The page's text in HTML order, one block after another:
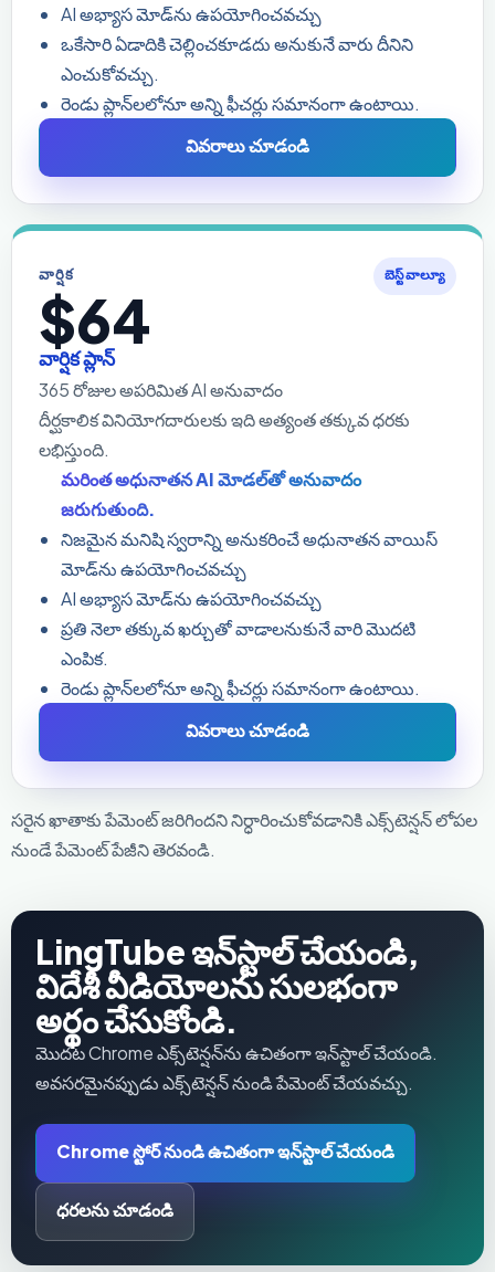
AI అభ్యాస మోడ్‌ను ఉపయోగించవచ్చు
ఒకేసారి ఏడాదికి చెల్లించకూడదు అనుకునే వారు దీనిని
ఎంచుకోవచ్చు.
రెండు ప్లాన్‌లలోనూ అన్ని ఫీచర్లు సమానంగా ఉంటాయి.
వివరాలు చూడండి
వార్షిక బెస్ట్ వాల్యూ
$64
వార్షిక ప్లాన్
365 రోజుల అపరిమిత AI అనువాదం
దీర్ఘకాలిక వినియోగదారులకు ఇది అత్యంత తక్కువ ధరకు
లభిస్తుంది.
మరింత అధునాతన AI మోడల్‌తో అనువాదం
జరుగుతుంది.
నిజమైన మనిషి స్వరాన్ని అనుకరించే అధునాతన వాయిస్
మోడ్‌ను ఉపయోగించవచ్చు
AI అభ్యాస మోడ్‌ను ఉపయోగించవచ్చు
ప్రతి నెలా తక్కువ ఖర్చుతో వాడాలనుకునే వారి మొదటి
ఎంపిక.
రెండు ప్లాన్‌లలోనూ అన్ని ఫీచర్లు సమానంగా ఉంటాయి.
వివరాలు చూడండి
సరైన ఖాతాకు పేమెంట్ జరిగిందని నిర్ధారించుకోవడానికి ఎక్స్‌టెన్షన్ లోపల
నుండే పేమెంట్ పేజీని తెరవండి.
LingTube ఇన్‌స్టాల్ చేయండి,
విదేశీ వీడియోలను సులభంగా
అర్థం చేసుకోండి.
మొదట Chrome ఎక్స్‌టెన్షన్‌ను ఉచితంగా ఇన్‌స్టాల్ చేయండి.
అవసరమైనప్పుడు ఎక్స్‌టెన్షన్ నుండి పేమెంట్ చేయవచ్చు.
Chrome స్టోర్ నుండి ఉచితంగా ఇన్‌స్టాల్ చేయండి
ధరలను చూడండి